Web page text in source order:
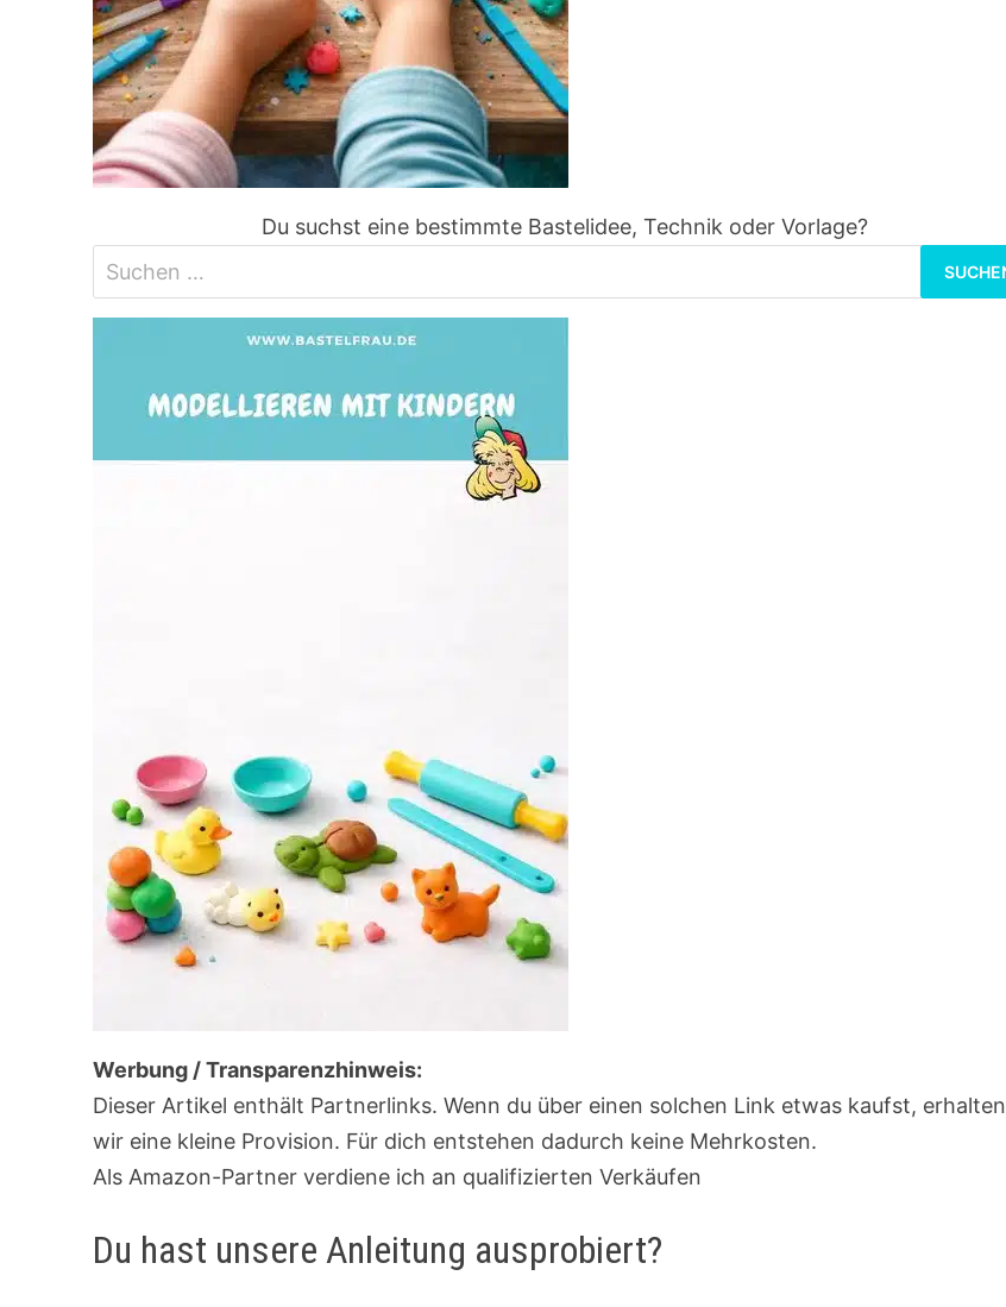
Du suchst eine bestimmte Bastelidee, Technik oder Vorlage?
nach:
Werbung / Transparenzhinweis:
Dieser Artikel enthält Partnerlinks. Wenn du über einen solchen Link etwas kaufst, erhalten
wir eine kleine Provision. Für dich entstehen dadurch keine Mehrkosten.
Als Amazon-Partner verdiene ich an qualifizierten Verkäufen
Du hast unsere Anleitung ausprobiert?